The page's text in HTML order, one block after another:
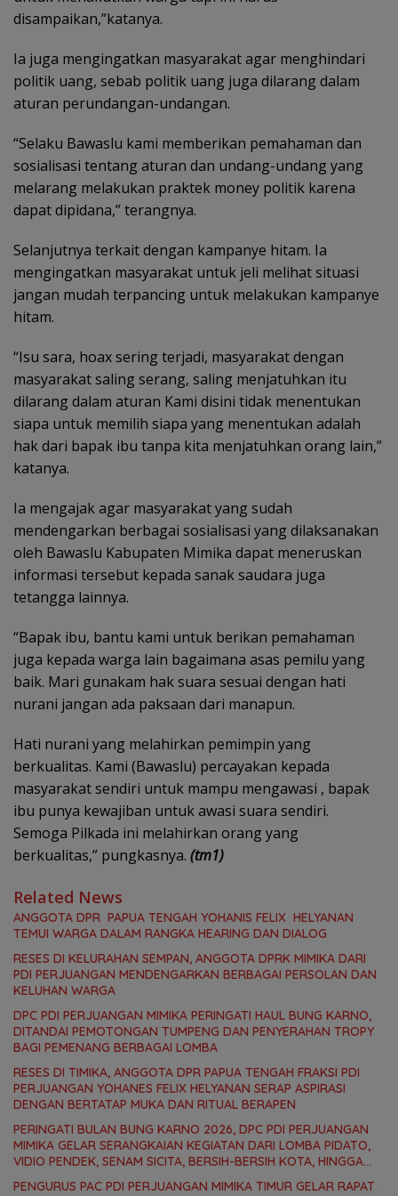
disampaikan,”katanya.
Ia juga mengingatkan masyarakat agar menghindari
politik uang, sebab politik uang juga dilarang dalam
aturan perundangan-undangan.
“Selaku Bawaslu kami memberikan pemahaman dan
sosialisasi tentang aturan dan undang-undang yang
melarang melakukan praktek money politik karena
dapat dipidana,” terangnya.
Selanjutnya terkait dengan kampanye hitam. Ia
mengingatkan masyarakat untuk jeli melihat situasi
jangan mudah terpancing untuk melakukan kampanye
hitam.
“Isu sara, hoax sering terjadi, masyarakat dengan
masyarakat saling serang, saling menjatuhkan itu
dilarang dalam aturan Kami disini tidak menentukan
siapa untuk memilih siapa yang menentukan adalah
hak dari bapak ibu tanpa kita menjatuhkan orang lain,”
katanya.
Ia mengajak agar masyarakat yang sudah
mendengarkan berbagai sosialisasi yang dilaksanakan
oleh Bawaslu Kabupaten Mimika dapat meneruskan
informasi tersebut kepada sanak saudara juga
tetangga lainnya.
“Bapak ibu, bantu kami untuk berikan pemahaman
juga kepada warga lain bagaimana asas pemilu yang
baik. Mari gunakam hak suara sesuai dengan hati
nurani jangan ada paksaan dari manapun.
Hati nurani yang melahirkan pemimpin yang
berkualitas. Kami (Bawaslu) percayakan kepada
masyarakat sendiri untuk mampu mengawasi , bapak
ibu punya kewajiban untuk awasi suara sendiri.
Semoga Pilkada ini melahirkan orang yang
berkualitas,” pungkasnya. (tm1)
Related News
ANGGOTA DPR PAPUA TENGAH YOHANIS FELIX HELYANAN
TEMUI WARGA DALAM RANGKA HEARING DAN DIALOG
RESES DI KELURAHAN SEMPAN, ANGGOTA DPRK MIMIKA DARI
PDI PERJUANGAN MENDENGARKAN BERBAGAI PERSOLAN DAN
KELUHAN WARGA
DPC PDI PERJUANGAN MIMIKA PERINGATI HAUL BUNG KARNO,
DITANDAI PEMOTONGAN TUMPENG DAN PENYERAHAN TROPY
BAGI PEMENANG BERBAGAI LOMBA
RESES DI TIMIKA, ANGGOTA DPR PAPUA TENGAH FRAKSI PDI
PERJUANGAN YOHANES FELIX HELYANAN SERAP ASPIRASI
DENGAN BERTATAP MUKA DAN RITUAL BERAPEN
PERINGATI BULAN BUNG KARNO 2026, DPC PDI PERJUANGAN
MIMIKA GELAR SERANGKAIAN KEGIATAN DARI LOMBA PIDATO,
VIDIO PENDEK, SENAM SICITA, BERSIH-BERSIH KOTA, HINGGA
PENGURUS PAC PDI PERJUANGAN MIMIKA TIMUR GELAR RAPAT